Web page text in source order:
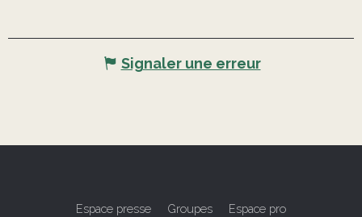
Signaler une erreur
Espace presse Groupes Espace pro